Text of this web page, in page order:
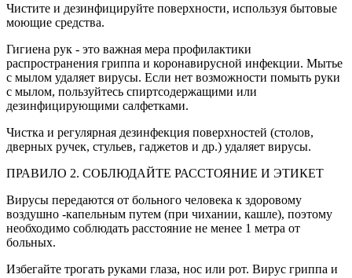
Чистите и дезинфицируйте поверхности, используя бытовые
моющие средства.
Гигиена рук - это важная мера профилактики
распространения гриппа и коронавирусной инфекции. Мытье
с мылом удаляет вирусы. Если нет возможности помыть руки
с мылом, пользуйтесь спиртсодержащими или
дезинфицирующими салфетками.
Чистка и регулярная дезинфекция поверхностей (столов,
дверных ручек, стульев, гаджетов и др.) удаляет вирусы.
ПРАВИЛО 2. СОБЛЮДАЙТЕ РАССТОЯНИЕ И ЭТИКЕТ
Вирусы передаются от больного человека к здоровому
воздушно -капельным путем (при чихании, кашле), поэтому
необходимо соблюдать расстояние не менее 1 метра от
больных.
Избегайте трогать руками глаза, нос или рот. Вирус гриппа и